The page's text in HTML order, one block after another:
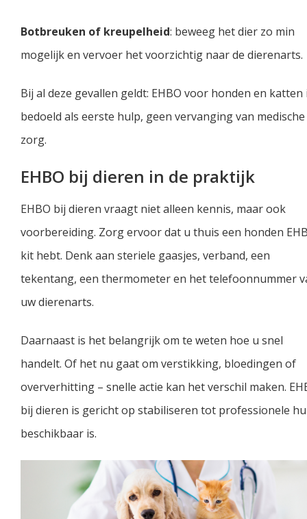
Botbreuken of kreupelheid: beweeg het dier zo min
mogelijk en vervoer het voorzichtig naar de dierenarts.
Bij al deze gevallen geldt: EHBO voor honden en katten
bedoeld als eerste hulp, geen vervanging van medische
zorg.
EHBO bij dieren in de praktijk
EHBO bij dieren vraagt niet alleen kennis, maar ook
voorbereiding. Zorg ervoor dat u thuis een honden
kit hebt. Denk aan steriele gaasjes, verband, een
tekentang, een thermometer en het telefoonnummer
uw dierenarts.
Daarnaast is het belangrijk om te weten hoe u snel
handelt. Of het nu gaat om verstikking, bloedingen of
oververhitting – snelle actie kan het verschil maken.
bij dieren is gericht op stabiliseren tot professionele
beschikbaar is.